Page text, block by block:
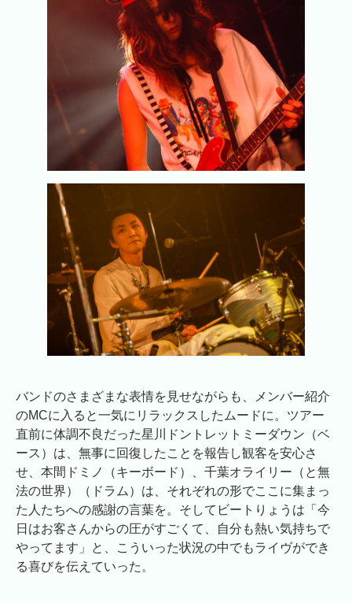
バンドのさまざまな表情を見せながらも、メンバー紹介
のMCに入ると一気にリラックスしたムードに。ツアー
直前に体調不良だった星川ドントレットミーダウン（ベ
ース）は、無事に回復したことを報告し観客を安心さ
せ、本間ドミノ（キーボード）、千葉オライリー（と無
法の世界）（ドラム）は、それぞれの形でここに集まっ
た人たちへの感謝の言葉を。そしてビートりょうは「今
日はお客さんからの圧がすごくて、自分も熱い気持ちで
やってます」と、こういった状況の中でもライヴができ
る喜びを伝えていった。